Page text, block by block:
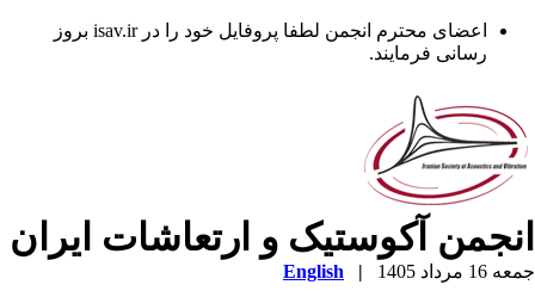
اعضای محترم انجمن لطفا پروفایل خود را در isav.ir بروز
رسانی فرمایند.
آکوستیک و ارتعاشات ایران
مرداد 1405 |
English